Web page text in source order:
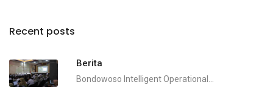
Recent posts
Berita
Bondowoso Intelligent Operational...